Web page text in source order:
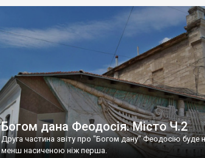
Богом дана Феодосія. Місто Ч.2
Друга частина звіту про "Богом дану" Феодосію буде
менш насиченою ніж перша.